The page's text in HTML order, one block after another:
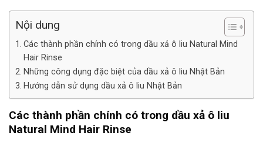
Nội dung
Các thành phần chính có trong dầu xả ô liu Natural Mind
Hair Rinse
Những công dụng đặc biệt của dầu xả ô liu Nhật Bản
Hướng dẫn sử dụng dầu xả ô liu Nhật Bản
Các thành phần chính có trong dầu xả ô liu
Natural Mind Hair Rinse